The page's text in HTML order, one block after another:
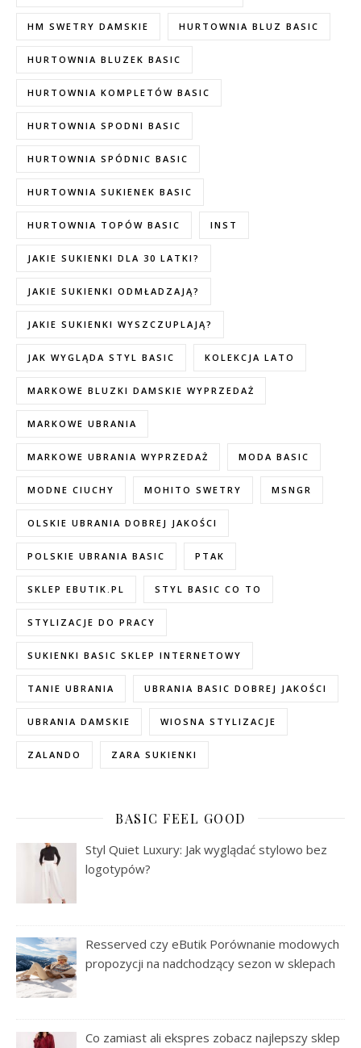
HM SWETRY DAMSKIE HURTOWNIA BLUZ BASIC
HURTOWNIA BLUZEK BASIC
HURTOWNIA KOMPLETÓW BASIC
HURTOWNIA SPODNI BASIC
HURTOWNIA SPÓDNIC BASIC
HURTOWNIA SUKIENEK BASIC
HURTOWNIA TOPÓW BASIC INST
JAKIE SUKIENKI DLA 30 LATKI?
JAKIE SUKIENKI ODMŁADZAJĄ?
JAKIE SUKIENKI WYSZCZUPLAJĄ?
JAK WYGLĄDA STYL BASIC KOLEKCJA LATO
MARKOWE BLUZKI DAMSKIE WYPRZEDAŻ
MARKOWE UBRANIA
MARKOWE UBRANIA WYPRZEDAŻ MODA BASIC
MODNE CIUCHY MOHITO SWETRY MSNGR
OLSKIE UBRANIA DOBREJ JAKOŚCI
POLSKIE UBRANIA BASIC PTAK
SKLEP EBUTIK.PL STYL BASIC CO TO
STYLIZACJE DO PRACY
SUKIENKI BASIC SKLEP INTERNETOWY
TANIE UBRANIA UBRANIA BASIC DOBREJ JAKOŚCI
UBRANIA DAMSKIE WIOSNA STYLIZACJE
ZALANDO ZARA SUKIENKI
BASIC FEEL GOOD
Styl Quiet Luxury: Jak wyglądać stylowo bez
logotypów?
Resserved czy eButik Porównanie modowych
propozycji na nadchodzący sezon w sklepach
Co zamiast ali ekspres zobacz najlepszy sklep